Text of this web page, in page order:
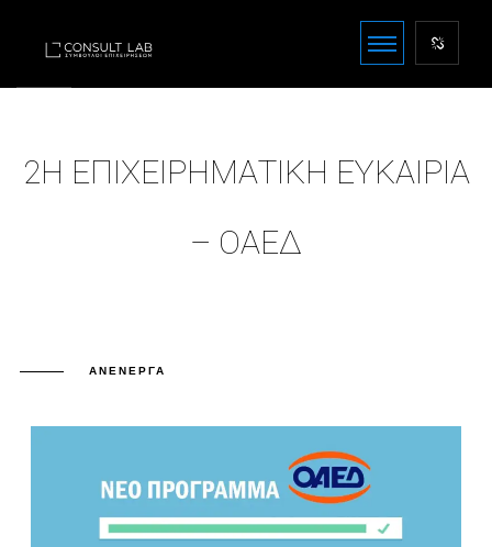
2Η ΕΠΙΧΕΙΡΗΜΑΤΙΚΗ ΕΥΚΑΙΡΙΑ
– ΟΑΕΔ
ΑΝΕΝΕΡΓΆ